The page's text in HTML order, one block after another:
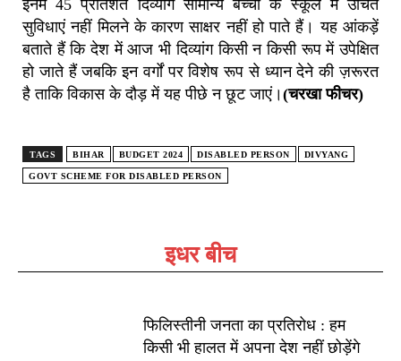
इधर बीच
फिलिस्तीनी जनता का प्रतिरोध : हम
किसी भी हालत में अपना देश नहीं छोड़ेंगे
इनमें 45 प्रतिशत दिव्यांग सामान्य बच्चों के स्कूल में उचित
सुविधाएं नहीं मिलने के कारण साक्षर नहीं हो पाते हैं। यह आंकड़ें
बताते हैं कि देश में आज भी दिव्यांग किसी न किसी रूप में उपेक्षित
हो जाते हैं जबकि इन वर्गों पर विशेष रूप से ध्यान देने की ज़रूरत
है ताकि विकास के दौड़ में यह पीछे न छूट जाएं। (चरखा फीचर)
TAGS BIHAR BUDGET 2024 DISABLED PERSON DIVYANG
GOVT SCHEME FOR DISABLED PERSON